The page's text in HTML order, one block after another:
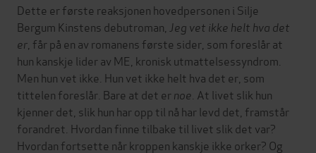
Dette er første reaksjonen hovedpersonen i Silje
Bergum Kinstens debutroman, Jeg vet ikke helt hva det
er , får på en av romanens første sider, som foreslår at
hun kanskje lider av ME, kronisk utmattelsessyndrom.
Men hun vet ikke. Hun vet ikke helt hva det er, som
tittelen foreslår. Bare at det ernoe . At livet slik hun
kjenner det, slik hun har opp til nå har levd det, framstår
forandret. Hvordan finne tilbake til livet slik det var?
Hvordan fortsette når kroppen kanskje ikke orker? Og